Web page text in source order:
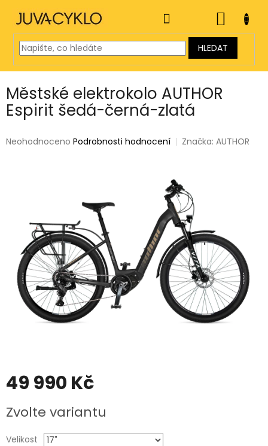
obsah
HLEDAT
KOŠÍK
Městské elektrokolo AUTHOR
Espirit šedá-černá-zlatá
Průměrné
hvězdiček.
Neohodnoceno Podrobnosti hodnocení Značka:AUTHOR
49 990 Kč
cena:
Zvolte variantu
Velikost